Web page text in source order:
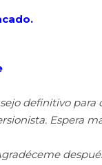
definitivo para
Espera